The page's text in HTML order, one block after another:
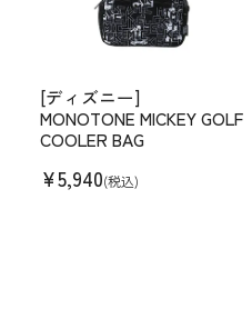
[ディズニー]
MONOTONE MICKEY GOLF
COOLER BAG
¥5,940(税込)